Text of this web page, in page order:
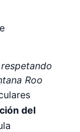
Roo
del